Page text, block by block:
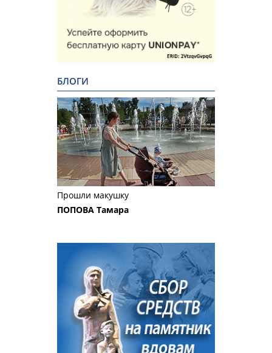
БЛОГИ
Прошли макушку
ПОПОВА Тамара